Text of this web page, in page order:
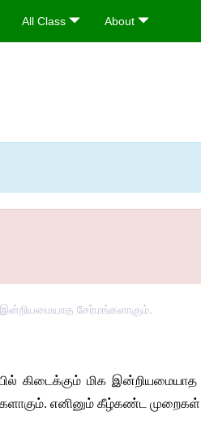
All Class About
சேர்மங்களாகும்.
கிடைக்கும் மிக இன்றியமையாத
. எனினும் கீழ்கண்ட முறைகள்